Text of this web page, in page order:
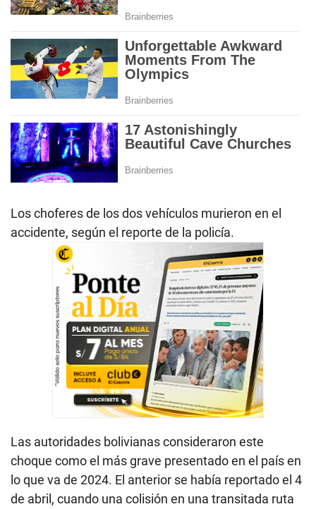
Los choferes de los dos vehículos murieron en el
accidente, según el reporte de la policía.
Las autoridades bolivianas consideraron este
choque como el más grave presentado en el país en
lo que va de 2024. El anterior se había reportado el 4
de abril, cuando una colisión en una transitada ruta